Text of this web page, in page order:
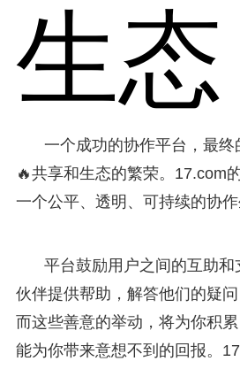
生态
一个成功的协作平台，最
🔥共享和生态的繁荣。17.com
一个公平、透明、可持续的协作
平台鼓励用户之间的互助
伙伴提供帮助，解答他们的疑问
而这些善意的举动，将为你积
能为你带来意想不到的回报。